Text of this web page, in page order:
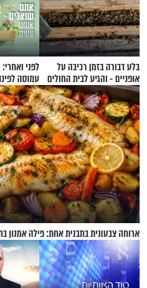
בלע דבורה בזמן רכיבה על
אופניים - והגיע לבית החולים
במצב מסכן חיים
לפני
עמוסה
שימושית
ארוחה צבעונית בתבנית אחת: פילה אמנון